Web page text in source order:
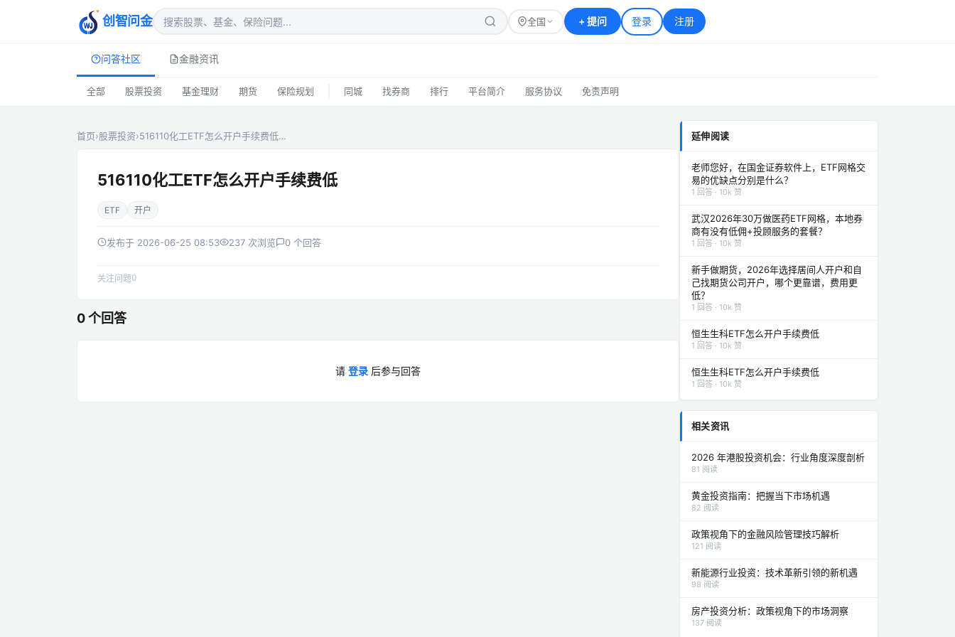
创智问金 全国 +提问 登录 注册
问答社区 金融资讯
全部 股票投资 基金理财 期货 保险规划 同城 找券商 排行 平台简介 服务协议 免责声明
首页›股票投资›516110化工ETF怎么开户手续费低…
516110化工ETF怎么开户手续费低
ETF 开户
发布于 2026-06-25 08:53 237 次浏览 0 个回答
关注问题0
0 个回答
请 登录 后参与回答
延伸阅读
老师您好，在国金证券软件上，ETF网格交
易的优缺点分别是什么？
1 回答 · 10k 赞
武汉2026年30万做医药ETF网格，本地券
商有没有低佣+投顾服务的套餐？
1 回答 · 10k 赞
新手做期货，2026年选择居间人开户和自
己找期货公司开户，哪个更靠谱，费用更
低？
1 回答 · 10k 赞
恒生生科ETF怎么开户手续费低
1 回答 · 10k 赞
恒生生科ETF怎么开户手续费低
1 回答 · 10k 赞
相关资讯
2026 年港股投资机会：行业角度深度剖析
81 阅读
黄金投资指南：把握当下市场机遇
82 阅读
政策视角下的金融风险管理技巧解析
121 阅读
新能源行业投资：技术革新引领的新机遇
98 阅读
房产投资分析：政策视角下的市场洞察
137 阅读